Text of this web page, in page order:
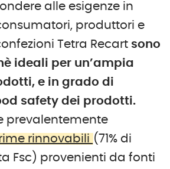
alle esigenze in
produttori e
Tetra Recart sono
ideali per un’ampia
e in grado di
safety dei prodotti.
prevalentemente
rinnovabili (71% di
Fsc) provenienti da fonti